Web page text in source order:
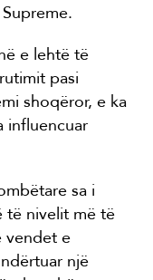
e lehtë të
pasi
shoqëror, e ka
influencuar
sa i
të nivelit më të
vendet e
një